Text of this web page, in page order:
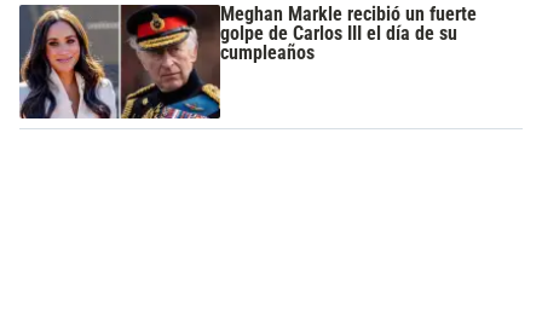
Meghan Markle recibió un fuerte
golpe de Carlos III el día de su
cumpleaños